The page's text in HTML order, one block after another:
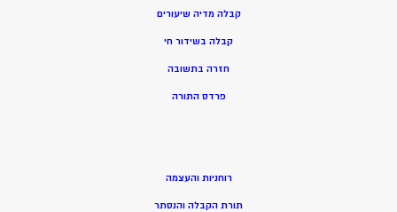
קבלה מדיה שיעורים
קבלה בשידור חי
חזרה בתשובה
פרדס התורה
רוחניות והעצמה
תורת הקבלה והנסתר